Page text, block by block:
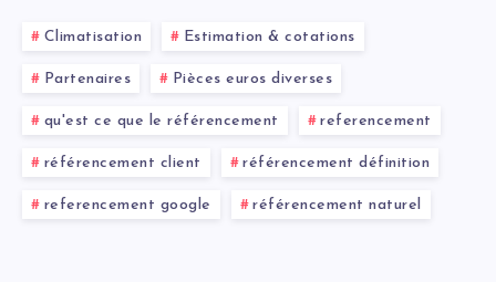
Climatisation Estimation & cotations
Partenaires Pièces euros diverses
qu'est ce que le référencement referencement
référencement client référencement définition
referencement google référencement naturel